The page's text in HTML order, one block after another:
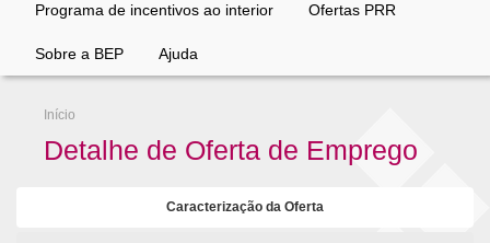
Programa de incentivos ao interior Ofertas PRR
Sobre a BEP Ajuda
Início
Detalhe de Oferta de Emprego
Caracterização da Oferta